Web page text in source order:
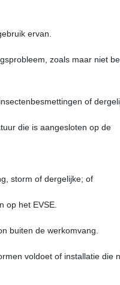
ervan.
zoals maar niet
of
die is aangesloten op de
storm of dergelijke; of
op het EVSE.
buiten de werkomvang.
voldoet of installatie die